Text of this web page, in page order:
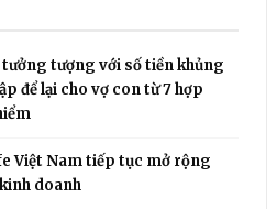
tượng với số tiền khủng
để lại cho vợ con từ 7 hợp
Việt Nam tiếp tục mở rộng
doanh